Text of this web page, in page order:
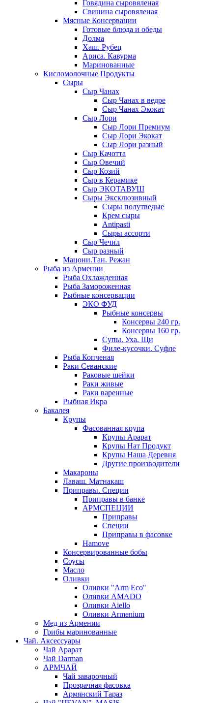
Говядина сыровяленая
Свинина сыровяленая
Мясные Консервации
Готовые блюда и обеды
Долма
Хаш. Рубец
Ариса. Кавурма
Маринованные
Кисломолочные Продукты
Сыры
Сыр Чанах
Сыр Чанах в ведре
Сыр Чанах Экокат
Сыр Лори
Сыр Лори Премиум
Сыр Лори Экокат
Сыр Лори разный
Сыр Качотта
Сыр Овечий
Сыр Козий
Сыр в Керамике
Сыр ЭКОТАВУШ
Сыры Эксклюзивный
Сыры полутведые
Крем сыры
Antipasti
Сыры ассорти
Сыр Чечил
Сыр разный
Мацони.Тан. Режан
Рыба из Армении
Рыба Охлажденная
Рыба Замороженная
Рыбные консервации
ЭКО ФУД
Рыбные консервы
Консервы 240 гр.
Консервы 160 гр.
Супы. Уха. Щи
Филе-кусочки. Суфле
Рыба Копченая
Раки Севанские
Раковые шейки
Раки живые
Раки варенные
Рыбная Икра
Бакалея
Крупы
Фасованная крупа
Крупы Арарат
Крупы Нат Продукт
Крупы Наша Деревня
Другие производители
Макароны
Лаваш. Матнакаш
Приправы. Специи
Приправы в банке
АРМСПЕЦИИ
Приправы
Специи
Приправы в фасовке
Hamove
Консервированные бобы
Соусы
Масло
Оливки
Оливки "Arm Eco"
Оливки AMADO
Оливки Aiello
Оливки Armenium
Мед из Армении
Грибы маринованные
Чай. Аксессуары
Чай Арарат
Чай Darman
АРМЧАЙ
Чай заварочный
Прозрачная фасовка
Армянский Тараз